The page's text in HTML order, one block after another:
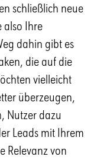
schließlich neue
also Ihre
dahin gibt es
die auf die
vielleicht
überzeugen,
Nutzer dazu
Leads mit Ihrem
Relevanz von